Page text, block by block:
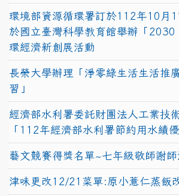
環境部資源循環署訂於112年10月
於國立臺灣科學教育館舉辦「2030
環經濟新創展活動
長榮大學辦理「淨零綠生活生活推
習」
經濟部水利署委託財團法人工業技
「112年經濟部水利署節約用水績
藝文競賽得獎名單~七年級敬師謝師
津味更改12/21菜單:原小薏仁蒸飯